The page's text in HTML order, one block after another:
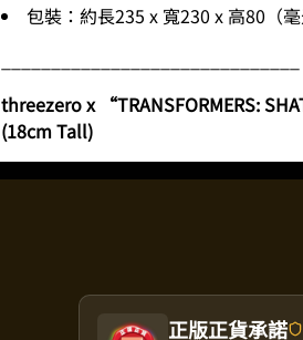
包裝：約長235 x 寬230 x 高80（毫
threezero x “TRANSFORMERS:
(18cm Tall)
正版正貨承諾